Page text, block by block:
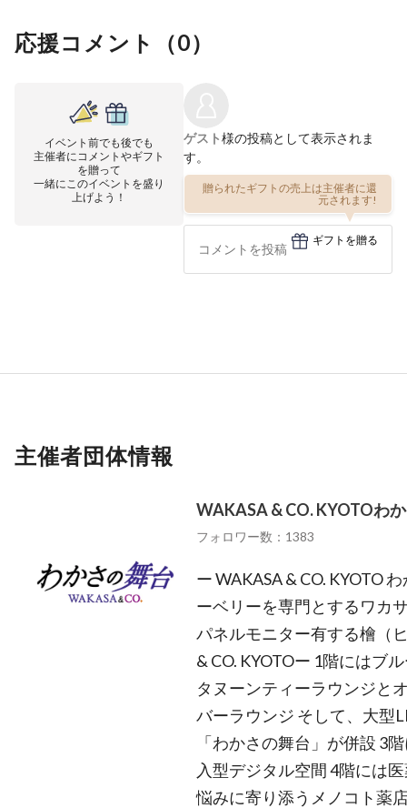
応援コメント（0）
イベント前でも後でも
主催者にコメントやギフト
を贈って
一緒にこのイベントを盛り
上げよう！
ゲスト様の投稿として表示されま
す。
贈られたギフトの売上は主催者に還
元されます!
ギフトを贈る
主催者団体情報
WAKASA & CO. KYOTOわ
フォロワー数：1383
ー WAKASA & CO. KYOTO
ーベリーを専門とするワカ
パネルモニター有する檜（
& CO. KYOTOー 1階にはブ
タヌーンティーラウンジと
バーラウンジ そして、大型
「わかさの舞台」が併設 3
入型デジタル空間 4階には
悩みに寄り添うメノコト薬